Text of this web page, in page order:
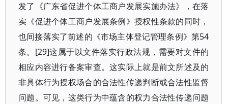
发了《广东省促进个体工商户发展实施办法》，在落
实《促进个体工商户发展条例》授权性条款的同时，
也间接落实了前述的《市场主体登记管理条例》第54
条。[29]这属于以文件落实行政法规，需要对文件的
相应内容进行备案审查。这实际上就是前文所述及的
非具体行为授权场合的合法性传递判断或合法性监督
问题。可见，这类行为中蕴含的权力合法性传递问题